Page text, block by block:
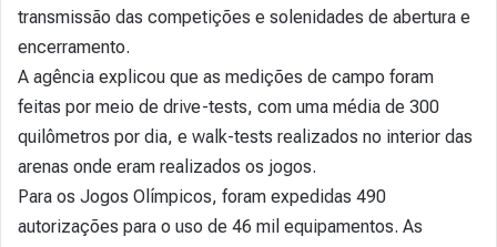
transmissão das competições e solenidades de abertura e
encerramento.
A agência explicou que as medições de campo foram
feitas por meio de drive-tests, com uma média de 300
quilômetros por dia, e walk-tests realizados no interior das
arenas onde eram realizados os jogos.
Para os Jogos Olímpicos, foram expedidas 490
autorizações para o uso de 46 mil equipamentos. As